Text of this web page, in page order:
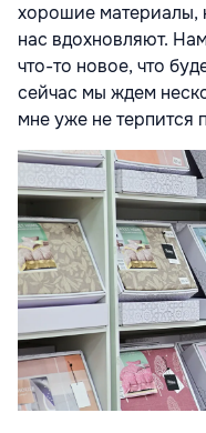
хорошие материалы,
нас вдохновляют.
что-то новое, что
сейчас мы ждем
мне уже не терпится